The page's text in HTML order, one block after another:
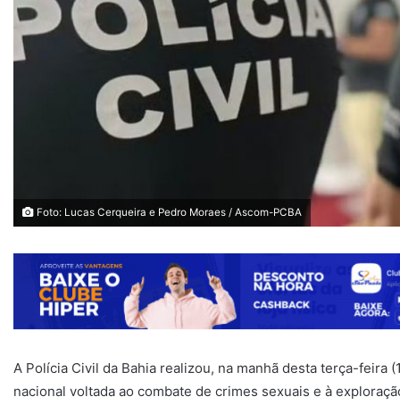
Foto: Lucas Cerqueira e Pedro Moraes / Ascom-PCBA
A Polícia Civil da Bahia realizou, na manhã desta terça-feira
nacional voltada ao combate de crimes sexuais e à